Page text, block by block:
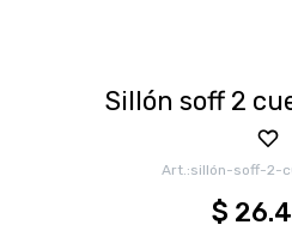
Sillón soff 2
sillón-soff-2-
$